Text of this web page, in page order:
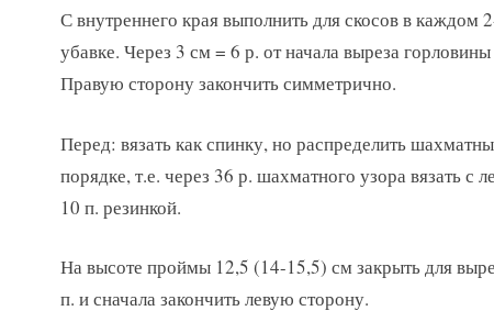
С внутреннего края выполнить для скосов в каждом
убавке. Через 3 см = 6 р. от начала выреза
Правую сторону закончить симметрично.
Перед: вязать как спинку, но распределить
порядке, т.е. через 36 р. шахматного узора вязать с
10 п. резинкой.
На высоте проймы 12,5 (14-15,5) см закрыть для
п. и сначала закончить левую сторону.